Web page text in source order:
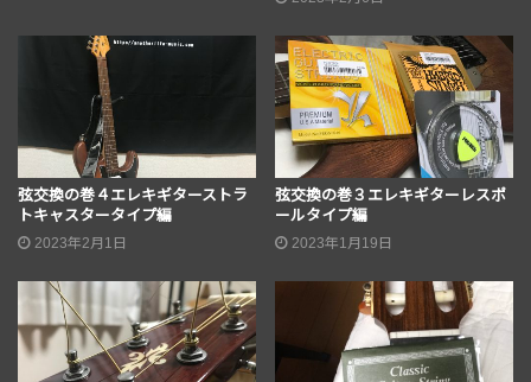
弦交換の巻４エレキギターストラ
トキャスタータイプ編
2023年2月1日
弦交換の巻３エレキギターレスポ
ールタイプ編
2023年1月19日